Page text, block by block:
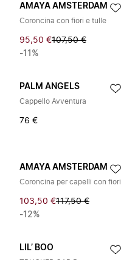
AMAYA AMSTERDAM
Coroncina con fiori e tulle
95,50 €107,50 €
-11%
PALM ANGELS
Cappello Avventura
76 €
AMAYA AMSTERDAM
Coroncina per capelli con fiori
103,50 €117,50 €
-12%
LIL’ BOO